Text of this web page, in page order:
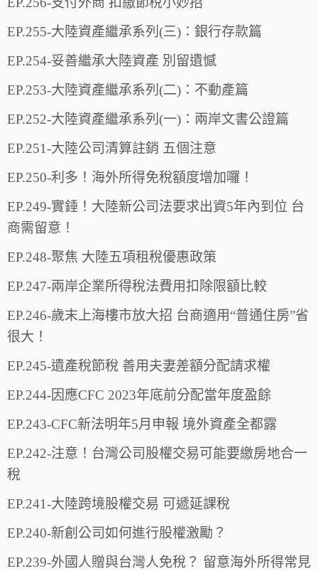
EP.255-大陸資產繼承系列(三)：銀行存款篇
EP.254-妥善繼承大陸資產 別留遺憾
EP.253-大陸資產繼承系列(二)：不動產篇
EP.252-大陸資產繼承系列(一)：兩岸文書公證篇
EP.251-大陸公司清算註銷 五個注意
EP.250-利多！海外所得免稅額度增加囉！
EP.249-實錘！大陸新公司法要求出資5年內到位 台
商需留意！
EP.248-聚焦 大陸五項租稅優惠政策
EP.247-兩岸企業所得稅法費用扣除限額比較
EP.246-歲末上海樓市放大招 台商適用“普通住房”省
很大！
EP.245-遺產稅節稅 善用夫妻差額分配請求權
EP.244-因應CFC 2023年底前分配當年度盈餘
EP.243-CFC新法明年5月申報 境外資產全都露
EP.242-注意！台灣公司股權交易可能要繳房地合一
稅
EP.241-大陸跨境股權交易 可遞延課稅
EP.240-新創公司如何進行股權激勵？
EP.239-外國人贈與台灣人免稅？ 留意海外所得常見